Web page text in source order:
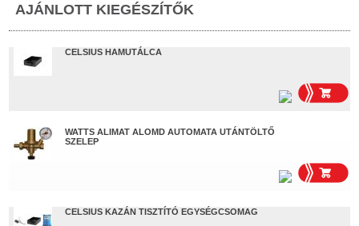
AJÁNLOTT KIEGÉSZÍTŐK
CELSIUS HAMUTÁLCA
WATTS ALIMAT ALOMD AUTOMATA UTÁNTÖLTŐ
SZELEP
CELSIUS KAZÁN TISZTÍTÓ EGYSÉGCSOMAG